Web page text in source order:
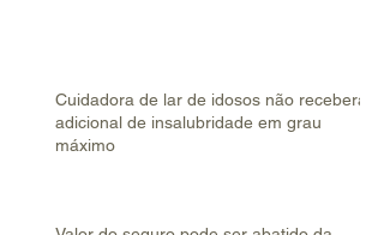
Cuidadora de lar de idosos não receberá
adicional de insalubridade em grau
máximo